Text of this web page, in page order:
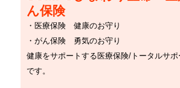
ん保険
・医療保険 健康のお守り
・がん保険 勇気のお守り
健康をサポートする医療保険/トータルサ
です。